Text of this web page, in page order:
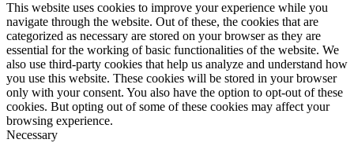
This website uses cookies to improve your experience while you
navigate through the website. Out of these, the cookies that are
categorized as necessary are stored on your browser as they are
essential for the working of basic functionalities of the website. We
also use third-party cookies that help us analyze and understand how
you use this website. These cookies will be stored in your browser
only with your consent. You also have the option to opt-out of these
cookies. But opting out of some of these cookies may affect your
browsing experience.
Necessary